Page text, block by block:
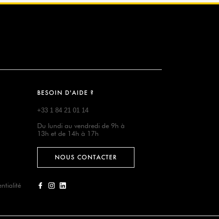
BESOIN D'AIDE ?
+33 1 84 21 01 14
Du lundi au vendredi de 9h à
13h et de 14h à 17h
NOUS CONTACTER